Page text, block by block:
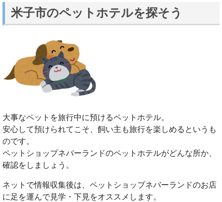
米子市のペットホテルを探そう
大事なペットを旅行中に預けるペットホテル。
安心して預けられてこそ、飼い主も旅行を楽しめるというも
のです。
ペットショップネバーランドのペットホテルがどんな所か、
確認をしましょう。
ネットで情報収集後は、ペットショップネバーランドのお店
に足を運んで見学・下見をオススメします。